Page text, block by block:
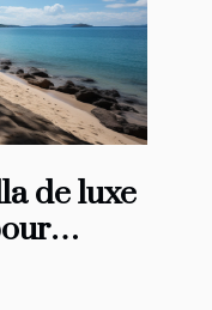
de luxe
est-il